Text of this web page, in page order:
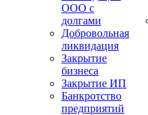
ООО с
долгами
Добровольная
ликвидация
Закрытие
бизнеса
Закрытие ИП
Банкротство
предприятий